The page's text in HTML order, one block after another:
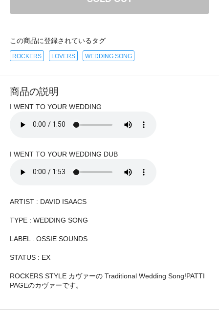
この商品に登録されているタグ
ROCKERS LOVERS WEDDING SONG
商品の説明
I WENT TO YOUR WEDDING
I WENT TO YOUR WEDDING DUB
ARTIST : DAVID ISAACS
TYPE : WEDDING SONG
LABEL : OSSIE SOUNDS
STATUS : EX
ROCKERS STYLE カヴァーの Traditional Wedding Song!PATTI
PAGEのカヴァーです。